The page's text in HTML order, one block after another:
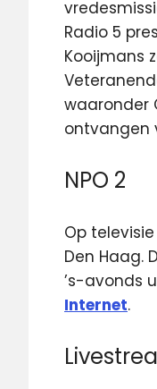
Radio 5
Kooijmans
waaronder
ontvangen
NPO 2
Op
Den Haag.
’s-avonds
Internet.